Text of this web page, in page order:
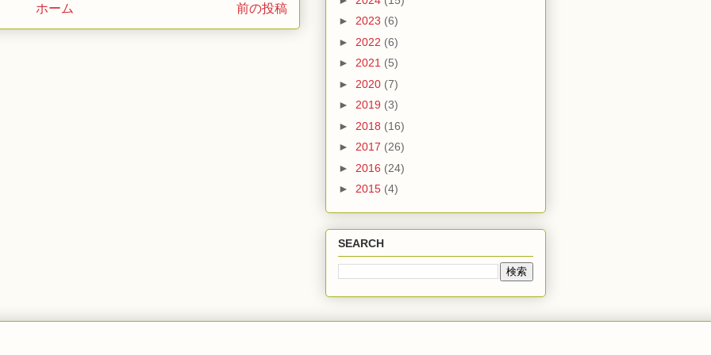
前の投稿
ホーム
► 2023 (6)
► 2022 (6)
► 2021 (5)
► 2020 (7)
► 2019 (3)
► 2018 (16)
► 2017 (26)
► 2016 (24)
► 2015 (4)
SEARCH